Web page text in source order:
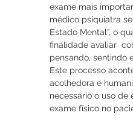
exame mais
médico psiquiatra
Estado Mental”, o
finalidade avaliar
pensando, sentindo
Este processo
acolhedora e
necessário o uso de
exame físico no